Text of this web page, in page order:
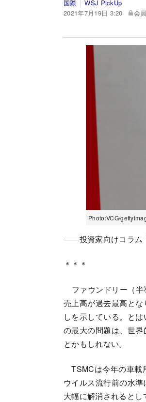
国際
WSJ PickUp
2021年7月19日 3:20
会
Photo:VCG/
――投資家向けコラム
＊＊＊
ファウンドリー（半
売上高が過去最高と
しを示している。と
の最大の問題は、世
とかもしれない。
TSMCは今年の車載
ウイルス流行前の水
大幅に解消されるとし